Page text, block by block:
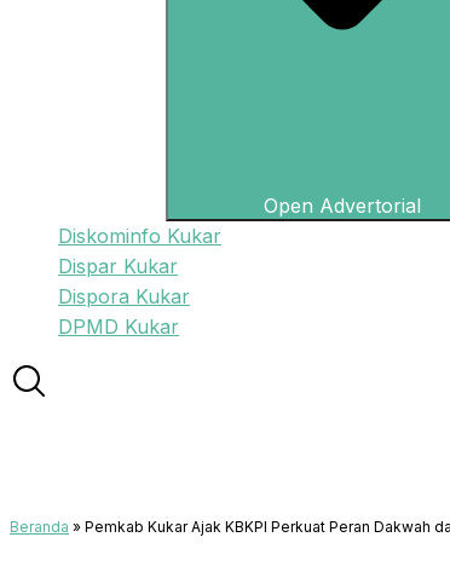
Open Advertorial
Diskominfo Kukar
Dispar Kukar
Dispora Kukar
DPMD Kukar
Beranda » Pemkab Kukar Ajak KBKPI Perkuat Peran Dakwah